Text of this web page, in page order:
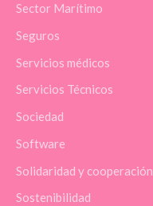
Sector Marítimo
Seguros
Servicios médicos
Servicios Técnicos
Sociedad
Software
Solidaridad y cooperación
Sostenibilidad